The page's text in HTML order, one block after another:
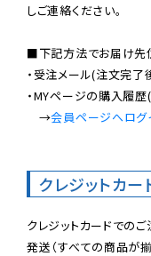
しご連絡ください。
■下記方法でお届け先
・受注メール(注文完
・MYページの購入履
→会員ページへログ
クレジットカ
クレジットカードでの
発送（すべての商品が